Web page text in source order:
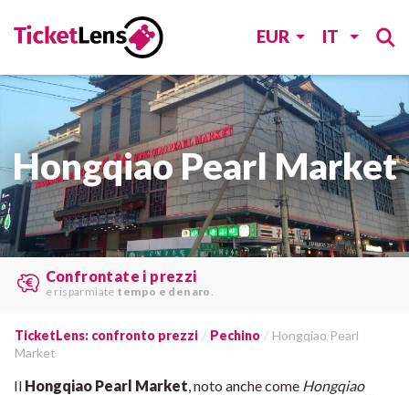
EUR IT
Hongqiao Pearl Market
Le migliori offerte
trovare davari siti web.
TicketLens: confronto prezzi Pechino
Hongqiao Pearl
Market
Il Hongqiao Pearl Market , noto anche come Hongqiao